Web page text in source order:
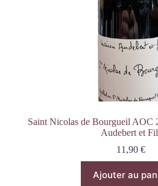
Saint Nicolas de Bourgueil AOC
Audebert et
11,90€
Ajouter au